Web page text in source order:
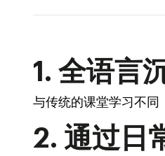
1. 全语言
与传统的课堂学习不
2. 通过日